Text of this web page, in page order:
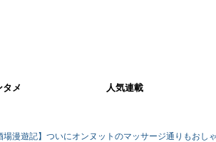
タメ 人気連載
場漫遊記】ついにオンヌットのマッサージ通りもお